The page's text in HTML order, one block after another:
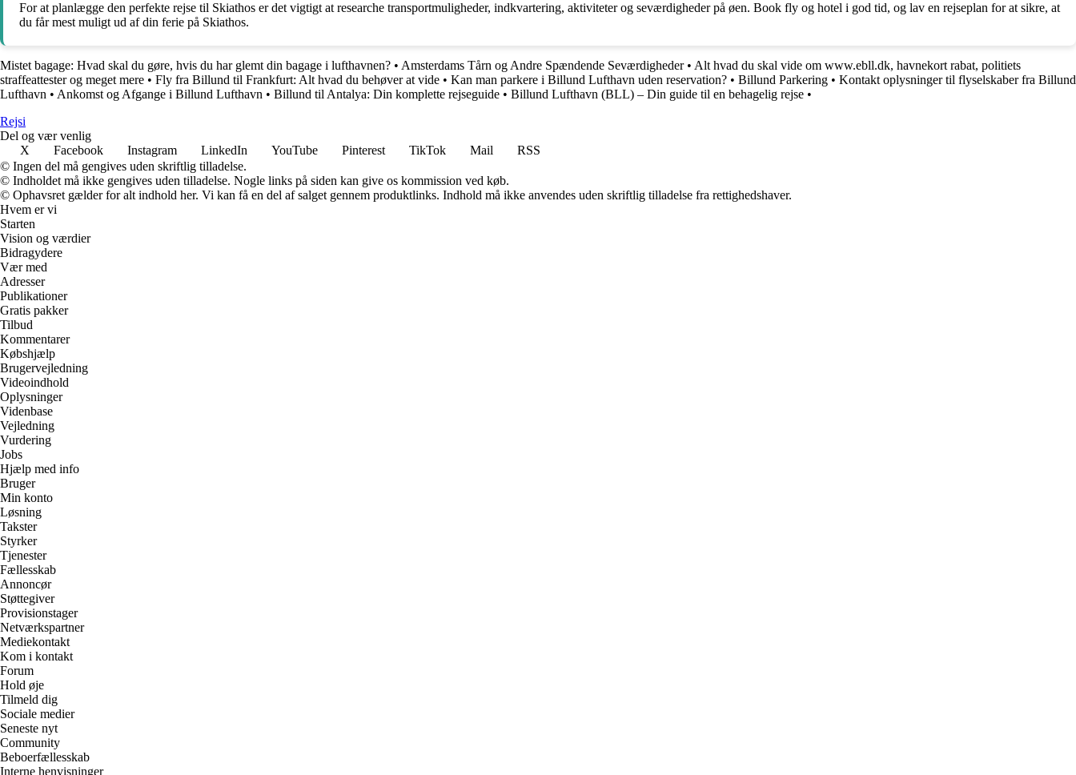
For at planlægge den perfekte rejse til Skiathos er det vigtigt at researche transportmuligheder, indkvartering, aktiviteter og seværdigheder på øen. Book fly og hotel i god tid, og lav en rejseplan for at sikre, at
du får mest muligt ud af din ferie på Skiathos.
Mistet bagage: Hvad skal du gøre, hvis du har glemt din bagage i lufthavnen? • Amsterdams Tårn og Andre Spændende Seværdigheder• Alt hvad du skal vide om www.ebll.dk, havnekort rabat, politiets
straffeattester og meget mere • Fly fra Billund til Frankfurt: Alt hvad du behøver at vide • Kan man parkere i Billund Lufthavn uden reservation? • Billund Parkering • Kontakt oplysninger til flyselskaber fra Billund
Lufthavn • Ankomst og Afgange i Billund Lufthavn • Billund til Antalya: Din komplette rejseguide • Billund Lufthavn (BLL) – Din guide til en behagelig rejse •
Rejsi
Del og vær venlig
X
Facebook Instagram LinkedIn YouTube Pinterest TikTok Mail
RSS
© Ingen del må gengives uden skriftlig tilladelse.
© Indholdet må ikke gengives uden tilladelse. Nogle links på siden kan give os kommission ved køb.
© Ophavsret gælder for alt indhold her. Vi kan få en del af salget gennem produktlinks. Indhold må ikke anvendes uden skriftlig tilladelse fra rettighedshaver.
Hvem er vi
Starten
Vision og værdier
Bidragydere
Vær med
Adresser
Publikationer
Gratis pakker
Tilbud
Kommentarer
Købshjælp
Brugervejledning
Videoindhold
Oplysninger
Videnbase
Vejledning
Vurdering
Jobs
Hjælp med info
Bruger
Min konto
Løsning
Takster
Styrker
Tjenester
Fællesskab
Annoncør
Støttegiver
Provisionstager
Netværkspartner
Mediekontakt
Kom i kontakt
Forum
Hold øje
Tilmeld dig
Sociale medier
Seneste nyt
Community
Beboerfællesskab
Interne henvisninger